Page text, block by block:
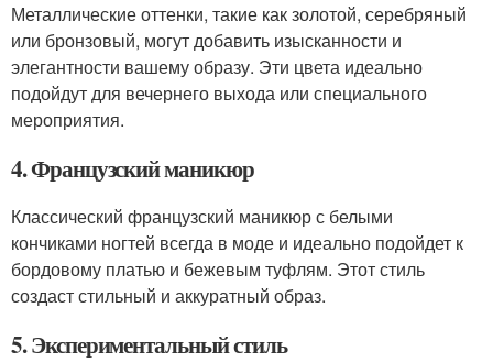
Металлические оттенки, такие как золотой, серебряный
или бронзовый, могут добавить изысканности и
элегантности вашему образу. Эти цвета идеально
подойдут для вечернего выхода или специального
мероприятия.
4. Французский маникюр
Классический французский маникюр с белыми
кончиками ногтей всегда в моде и идеально подойдет к
бордовому платью и бежевым туфлям. Этот стиль
создаст стильный и аккуратный образ.
5. Экспериментальный стиль